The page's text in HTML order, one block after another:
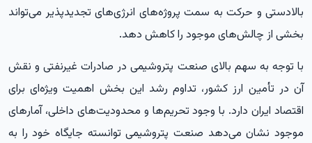
بالادستی و حرکت به سمت پروژه‌های انرژی‌های تجدیدپذیر می‌تواند
بخشی از چالش‌های موجود را کاهش دهد.
با توجه به سهم بالای صنعت پتروشیمی در صادرات غیرنفتی و نقش
آن در تأمین ارز کشور، تداوم رشد این بخش اهمیت ویژه‌ای برای
اقتصاد ایران دارد. با وجود تحریم‌ها و محدودیت‌های داخلی، آمارهای
موجود نشان می‌دهد صنعت پتروشیمی توانسته جایگاه خود را به